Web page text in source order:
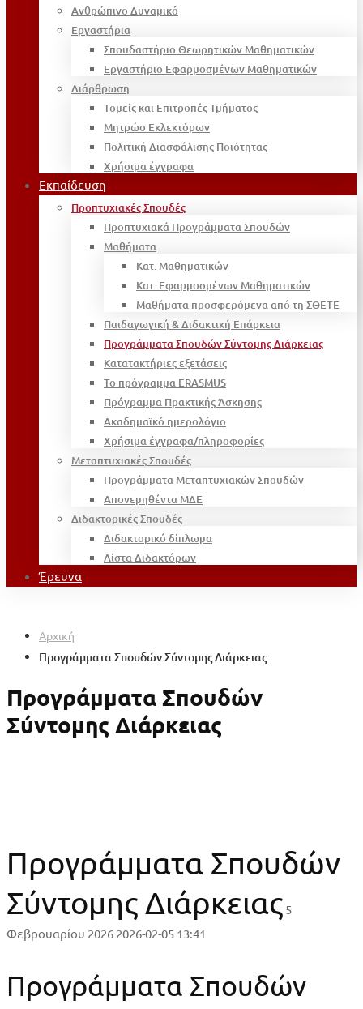
Ανθρώπινο Δυναμικό
Εργαστήρια
Σπουδαστήριο Θεωρητικών Μαθηματικών
Εργαστήριο Εφαρμοσμένων Μαθηματικών
Διάρθρωση
Τομείς και Επιτροπές Τμήματος
Μητρώο Εκλεκτόρων
Πολιτική Διασφάλισης Ποιότητας
Χρήσιμα έγγραφα
Εκπαίδευση
Προπτυχιακές Σπουδές
Προπτυχιακά Προγράμματα Σπουδών
Μαθήματα
Κατ. Μαθηματικών
Κατ. Εφαρμοσμένων Μαθηματικών
Μαθήματα προσφερόμενα από τη ΣΘΕΤΕ
Παιδαγωγική & Διδακτική Επάρκεια
Προγράμματα Σπουδών Σύντομης Διάρκειας
Κατατακτήριες εξετάσεις
Το πρόγραμμα ERASMUS
Πρόγραμμα Πρακτικής Άσκησης
Ακαδημαϊκό ημερολόγιο
Χρήσιμα έγγραφα/πληροφορίες
Μεταπτυχιακές Σπουδές
Προγράμματα Μεταπτυχιακών Σπουδών
Απονεμηθέντα ΜΔΕ
Διδακτορικές Σπουδές
Διδακτορικό δίπλωμα
Λίστα Διδακτόρων
Έρευνα
Αρχική
Προγράμματα Σπουδών Σύντομης Διάρκειας
Προγράμματα Σπουδών
Σύντομης Διάρκειας
Προγράμματα Σπουδών
Σύντομης Διάρκειας 5
Φεβρουαρίου 2026 2026-02-05 13:41
Προγράμματα Σπουδών